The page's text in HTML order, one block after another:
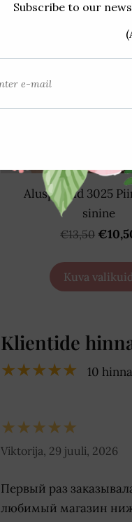
Aluspüksid 3025
sinine
€13,50
Kuva valikuid
Klientide
★★★★★ 10
★★★★★
Viktorija, 29 juuli, 2026
Первый раз
любимый магазин